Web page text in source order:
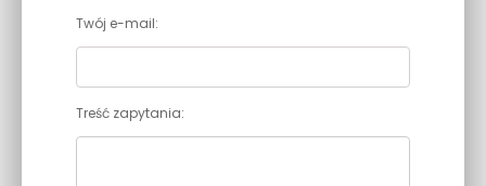
Twój e-mail:
Treść zapytania: